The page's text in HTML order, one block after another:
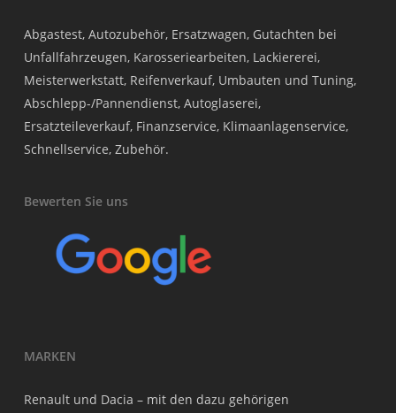
Abgastest, Autozubehör, Ersatzwagen, Gutachten bei
Unfallfahrzeugen, Karosseriearbeiten, Lackiererei,
Meisterwerkstatt, Reifenverkauf, Umbauten und Tuning,
Abschlepp-/Pannendienst, Autoglaserei,
Ersatzteileverkauf, Finanzservice, Klimaanlagenservice,
Schnellservice, Zubehör.
Bewerten Sie uns
MARKEN
Renault und Dacia – mit den dazu gehörigen